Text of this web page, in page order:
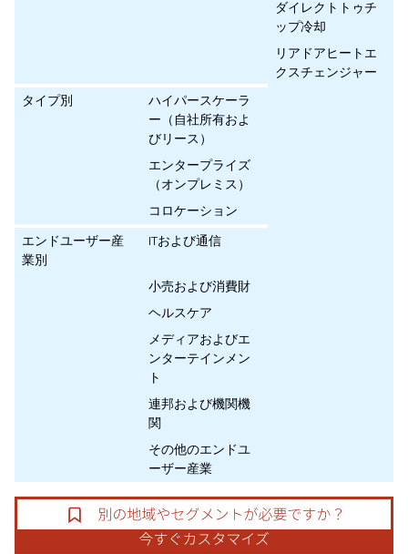
ダイレクトトゥチ
ップ冷却
リアドアヒートエ
クスチェンジャー
タイプ別
ハイパースケーラ
ー（自社所有およ
びリース）
エンタープライズ
（オンプレミス）
コロケーション
エンドユーザー産
業別
ITおよび通信
小売および消費財
ヘルスケア
メディアおよびエ
ンターテインメン
ト
連邦および機関機
関
その他のエンドユ
ーザー産業